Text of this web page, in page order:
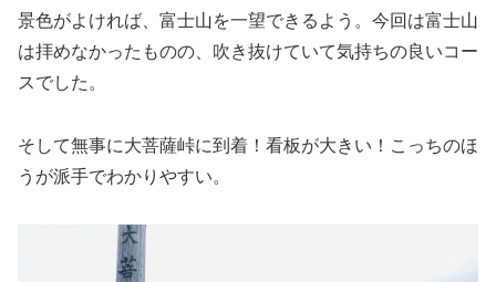
景色がよければ、富士山を一望できるよう。今回は富士山
は拝めなかったものの、吹き抜けていて気持ちの良いコー
スでした。
そして無事に大菩薩峠に到着！看板が大きい！こっちのほ
うが派手でわかりやすい。